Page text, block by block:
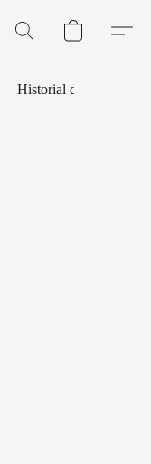
Historial de Pedidos